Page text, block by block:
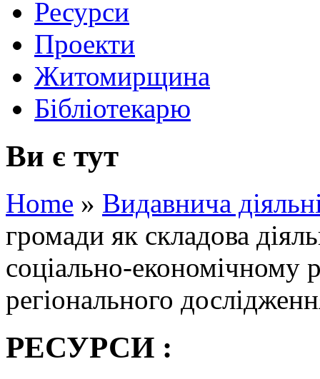
Ресурси
Проекти
Житомирщина
Бібліотекарю
Ви є тут
Home » Видавнича
громади як складова
соціально-економічному
регіонального
РЕСУРСИ :